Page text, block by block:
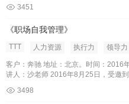
师沙健老师为洋河中高层领导进行了《
3451
《职场自我管理》
TTT 人力资源 执行力 领导力
客户：奔驰 地址：北京。时间：2016
讲人：沙老师 2016年8月25日，受邀
老师为奔驰员工进行了《职场自我管理
3498